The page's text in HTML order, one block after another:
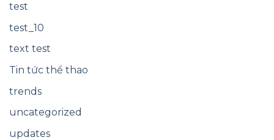
test
test_10
text test
Tin tức thể thao
trends
uncategorized
updates